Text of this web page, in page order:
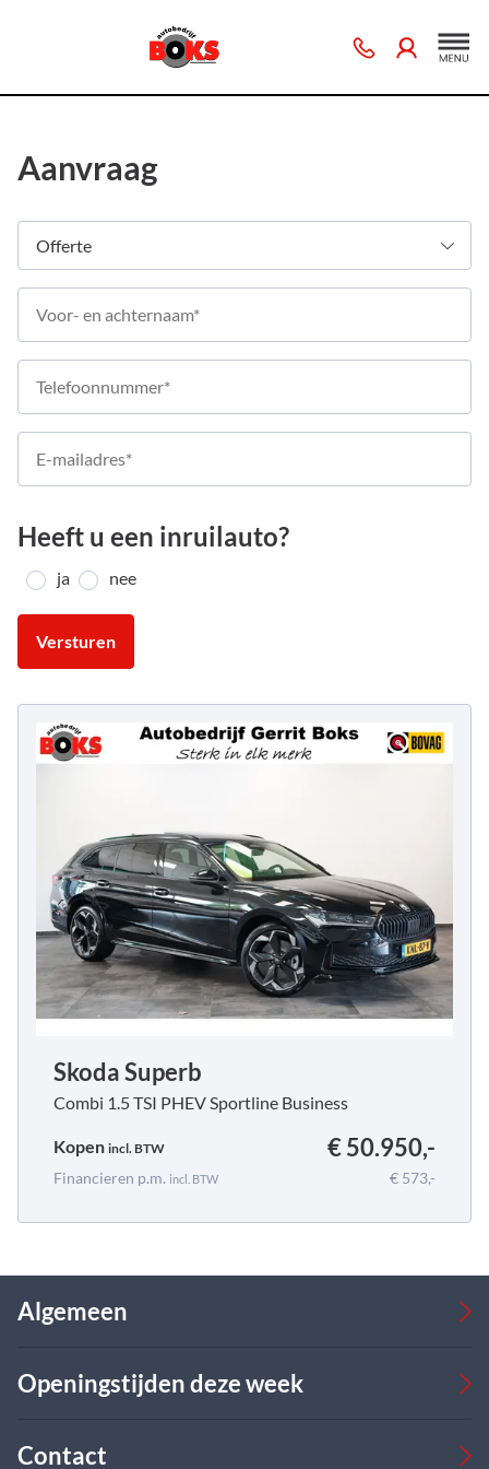
Aanvraag
Heeft u een inruilauto?
ja nee
Versturen
Skoda Superb
Combi 1.5 TSI PHEV Sportline Business
Kopen incl. BTW € 50.950,-
Financieren p.m. incl. BTW € 573,-
Algemeen
Bedrijfswagens
Over ons
Openingstijden deze week
Ma
08:00 - 17:00
Contact